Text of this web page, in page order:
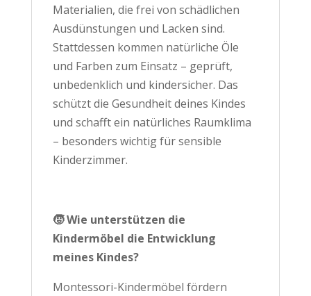
Materialien, die frei von schädlichen
Ausdünstungen und Lacken sind.
Stattdessen kommen natürliche Öle
und Farben zum Einsatz – geprüft,
unbedenklich und kindersicher. Das
schützt die Gesundheit deines Kindes
und schafft ein natürliches Raumklima
– besonders wichtig für sensible
Kinderzimmer.
🧒 Wie unterstützen die
Kindermöbel die Entwicklung
meines Kindes?
Montessori-Kindermöbel fördern